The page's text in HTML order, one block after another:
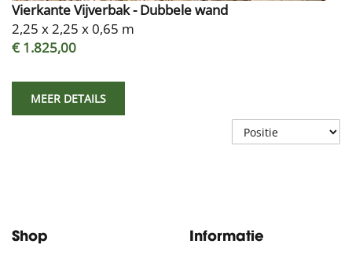
Vierkante Vijverbak - Dubbele wand
2,25 x 2,25 x 0,65 m
€ 1.825,00
MEER DETAILS
Shop Informatie